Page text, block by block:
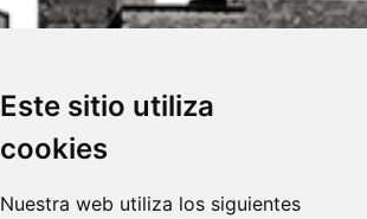
Este sitio utiliza
cookies
Nuestra web utiliza los siguientes